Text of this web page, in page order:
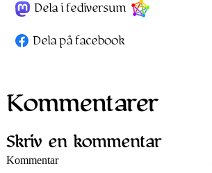
Dela i fediversum
Dela på facebook
Kommentarer
Skriv en kommentar
Kommentar